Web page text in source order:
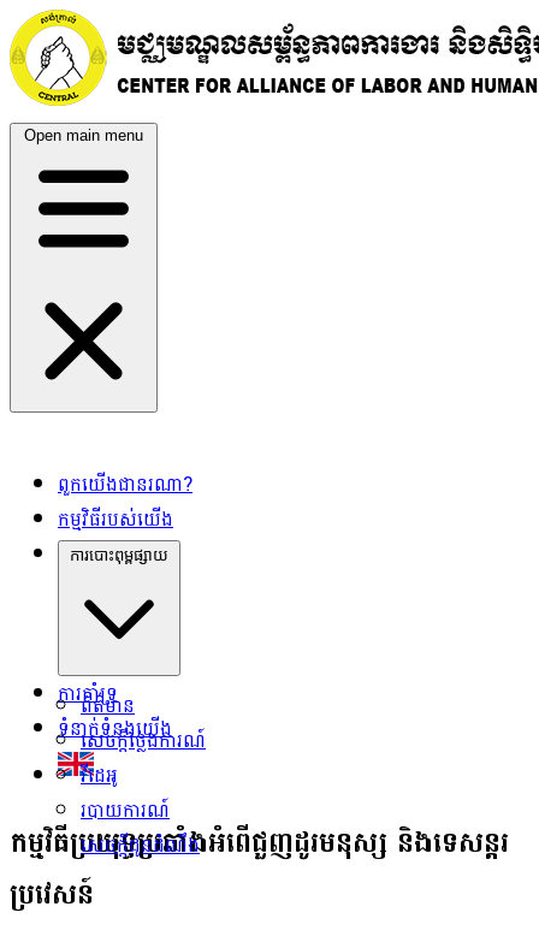
Open main menu
ពួកយើងជានរណា?
កម្មវិធីរបស់យើង
ព័ត៌មាន
សេចក្ដីថ្លែងការណ៍
វីដេអូ
របាយការណ៍
សេចក្ដីជូនដំណឹង
ការគាំទ្រ
ទំនាក់ទំនងយើង
កម្មវិធីប្រយុទ្ធប្រឆាំងអំពើជួញដូរមនុស្ស និងទេសន្ដរ
ប្រវេសន៍